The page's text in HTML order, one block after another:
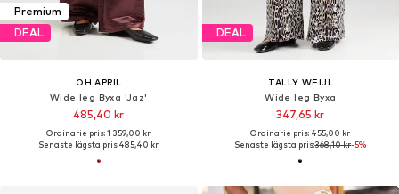
Premium
DEAL
OH APRIL
Wide leg Byxa 'Jaz'
485,40 kr
Ordinarie pris: 1 359,00 kr
Senaste lägsta pris:485,40 kr
DEAL
TALLY WEIJL
Wide leg Byxa
347,65 kr
Ordinarie pris: 455,00 kr
Senaste lägsta pris:368,10 kr-5%